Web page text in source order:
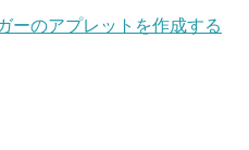
ーのアプレットを作成する